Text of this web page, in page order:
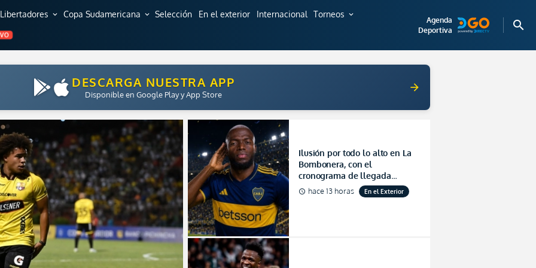
expand_more Copa Sudamericana expand_more Selección En el exterior Internacional Torneos expand_more
Agenda
Deportiva
search
CHATBOT FUTBOLECUADOR
Pregúntame lo que quieras sobre fútbol ecuatoriano
arrow_forward
Ilusión por todo lo alto en La
Bombonera, con el
cronograma de llegada
definido para Enner Valencia
schedule hace 13 horas En el Exterior